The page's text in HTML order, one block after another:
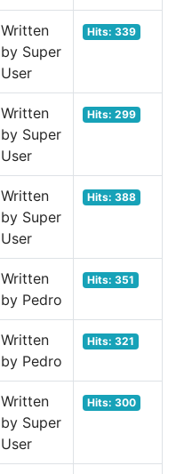
Written
by Super
User
Hits: 339
Written
by Super
User
Hits: 299
Written
by Super
User
Hits: 388
Written
by Pedro
Hits: 351
Written
by Pedro
Hits: 321
Written
by Super
User
Hits: 300